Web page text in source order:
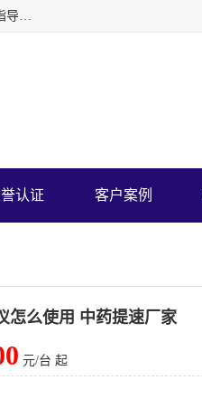
深圳运康达华科技有限公司以从事中多功能治疗仪的开发研制、生产制造、销售服务为核心，并以中医养生培训、健康教育指导为依托、秉承弘扬民族中医药、造福人类健康的精神理念，以祖国的医学名著《黄帝内经》为理论基础，结合现代医疗、保健养生等，创立了中药提速疗法，开辟了一条新的治疗途径。
认证 客户案例
怎么使用 中药提速厂家
元/台 起